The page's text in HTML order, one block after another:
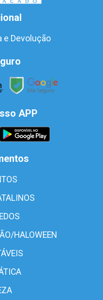
e Devolução
APP
HALOWEEN